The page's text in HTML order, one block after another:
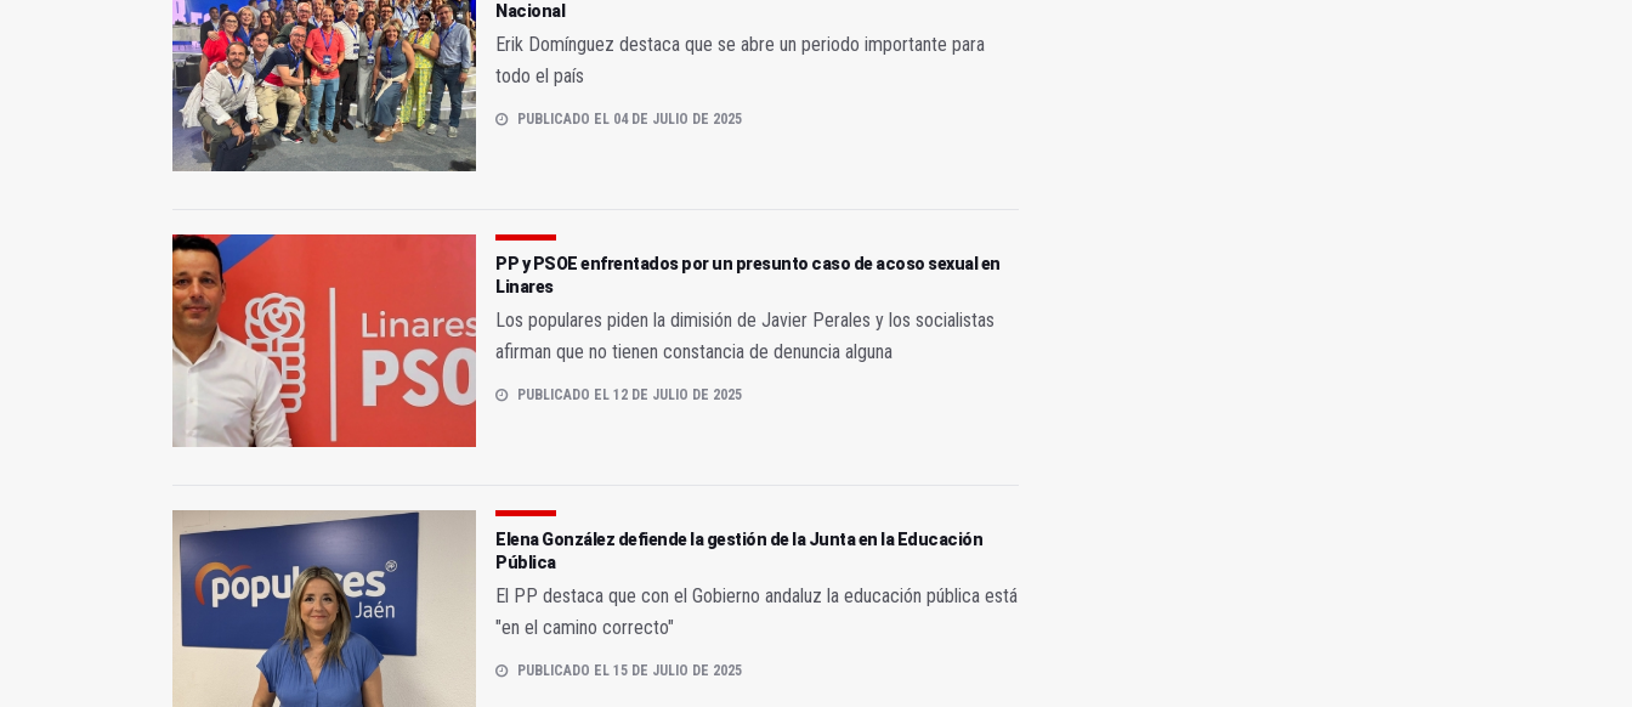
Nacional
Erik Domínguez destaca que se abre un periodo importante para
todo el país
PUBLICADO EL 04 DE JULIO DE 2025
PP y PSOE enfrentados por un presunto caso de acoso sexual en
Linares
Los populares piden la dimisión de Javier Perales y los socialistas
afirman que no tienen constancia de denuncia alguna
PUBLICADO EL 12 DE JULIO DE 2025
Elena González defiende la gestión de la Junta en la Educación
Pública
El PP destaca que con el Gobierno andaluz la educación pública está
"en el camino correcto"
PUBLICADO EL 15 DE JULIO DE 2025